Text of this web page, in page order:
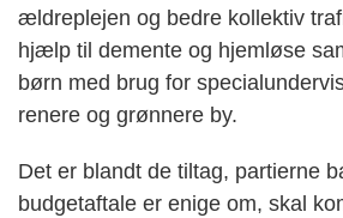
ældreplejen og bedre kollektiv
hjælp til demente og hjemløse
børn med brug for
renere og grønnere by.
Det er blandt de tiltag, partierne
budgetaftale er enige om, skal